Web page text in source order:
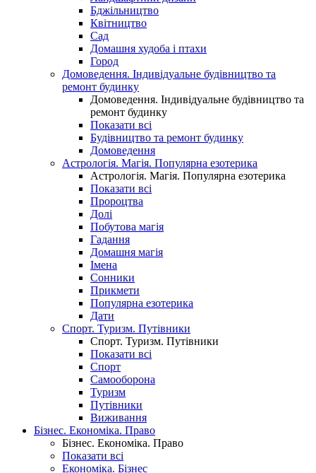
Бджільництво
Квітництво
Сад
Домашня худоба і птахи
Город
Домоведення. Індивідуальне будівництво та
ремонт будинку
Домоведення. Індивідуальне будівництво та
ремонт будинку
Показати всі
Будівництво та ремонт будинку
Домоведення
Астрологія. Магія. Популярна езотерика
Астрологія. Магія. Популярна езотерика
Показати всі
Пророцтва
Долі
Побутова магія
Гадання
Домашня магія
Імена
Сонники
Прикмети
Популярна езотерика
Дати
Спорт. Туризм. Путівники
Спорт. Туризм. Путівники
Показати всі
Спорт
Самооборона
Туризм
Путівники
Виживання
Бізнес. Економіка. Право
Бізнес. Економіка. Право
Показати всі
Економіка. Бізнес